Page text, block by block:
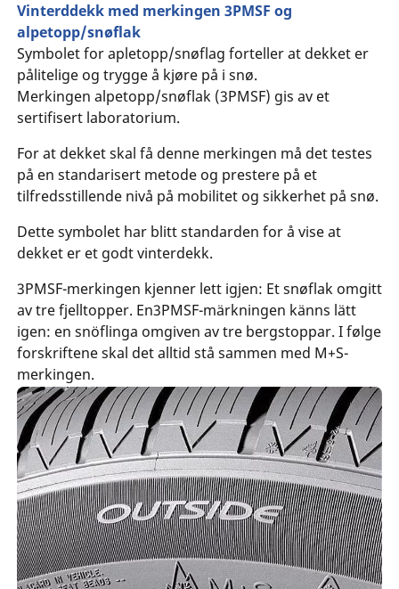
Vinterddekk med merkingen 3PMSF og
alpetopp/snøflak
Symbolet for apletopp/snøflag forteller at dekket er
pålitelige og trygge å kjøre på i snø.
Merkingen alpetopp/snøflak (3PMSF) gis av et
sertifisert laboratorium.
For at dekket skal få denne merkingen må det testes
på en standarisert metode og prestere på et
tilfredsstillende nivå på mobilitet og sikkerhet på snø.
Dette symbolet har blitt standarden for å vise at
dekket er et godt vinterdekk.
3PMSF-merkingen kjenner lett igjen: Et snøflak omgitt
av tre fjelltopper. En3PMSF-märkningen känns lätt
igen: en snöflinga omgiven av tre bergstoppar. I følge
forskriftene skal det alltid stå sammen med M+S-
merkingen.